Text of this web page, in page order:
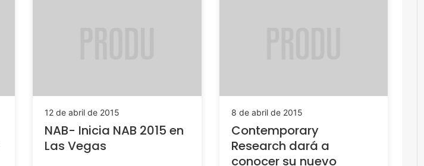
12 de abril de 2015
NAB- Inicia NAB 2015 en
Las Vegas
8 de abril de 2015
Contemporary
Research dará a
conocer su nuevo